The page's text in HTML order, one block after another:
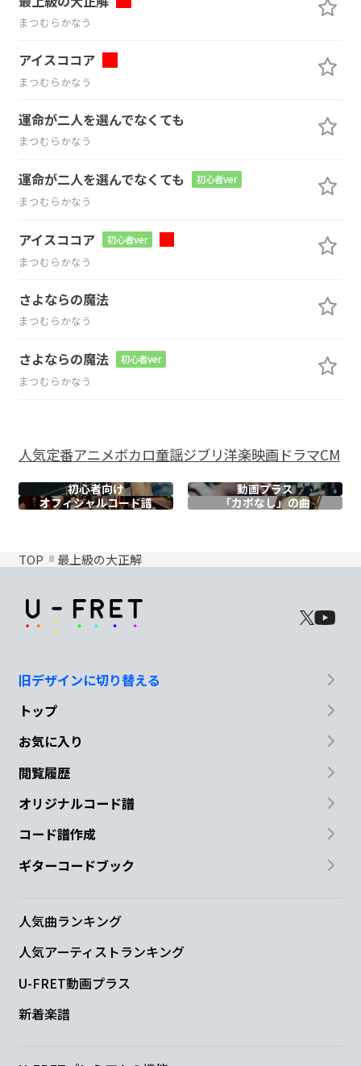
まつむらかなう
アイスココア
まつむらかなう
運命が二人を選んでなくても
まつむらかなう
運命が二人を選んでなくても 初心者ver
まつむらかなう
アイスココア 初心者ver
まつむらかなう
さよならの魔法
まつむらかなう
さよならの魔法 初心者ver
まつむらかなう
人気定番アニメボカロ童謡ジブリ洋楽映画ドラマCM
初心者向け
動画プラス
オフィシャルコード譜 「カポなし」の曲
TOP 最上級の大正解
旧デザインに切り替える
トップ
お気に入り
閲覧履歴
オリジナルコード譜
コード譜作成
ギターコードブック
人気曲ランキング
人気アーティストランキング
U-FRET動画プラス
新着楽譜